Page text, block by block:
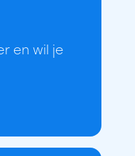
en wil je